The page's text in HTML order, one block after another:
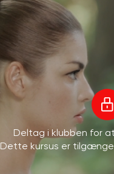
Deltag i klubben for
Dette kursus er